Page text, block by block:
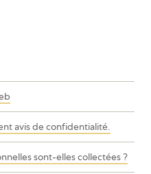
avis de confidentialité.
sont-elles collectées ?